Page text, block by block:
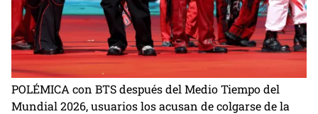
POLÉMICA con BTS después del Medio Tiempo del
Mundial 2026, usuarios los acusan de colgarse de la